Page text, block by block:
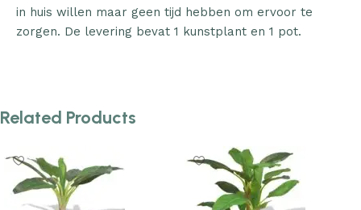
in huis willen maar geen tijd hebben om ervoor te
zorgen. De levering bevat 1 kunstplant en 1 pot.
Related Products